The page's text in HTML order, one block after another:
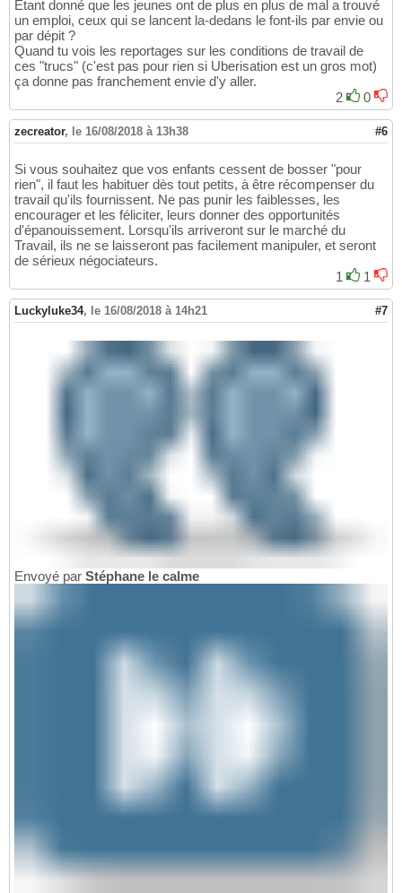
Etant donné que les jeunes ont de plus en plus de mal a trouvé
un emploi, ceux qui se lancent la-dedans le font-ils par envie ou
par dépit ?
Quand tu vois les reportages sur les conditions de travail de
ces "trucs" (c'est pas pour rien si Uberisation est un gros mot)
ça donne pas franchement envie d'y aller.
2
0
zecreator, le 16/08/2018 à 13h38 #6
Si vous souhaitez que vos enfants cessent de bosser "pour
rien", il faut les habituer dès tout petits, à être récompenser du
travail qu'ils fournissent. Ne pas punir les faiblesses, les
encourager et les féliciter, leurs donner des opportunités
d'épanouissement. Lorsqu'ils arriveront sur le marché du
Travail, ils ne se laisseront pas facilement manipuler, et seront
de sérieux négociateurs.
1
1
Luckyluke34, le 16/08/2018 à 14h21 #7
Envoyé par Stéphane le calme